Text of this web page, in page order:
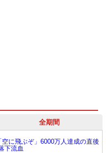
全期間
空に飛ぶぞ」6000万人達成の直後
下流血